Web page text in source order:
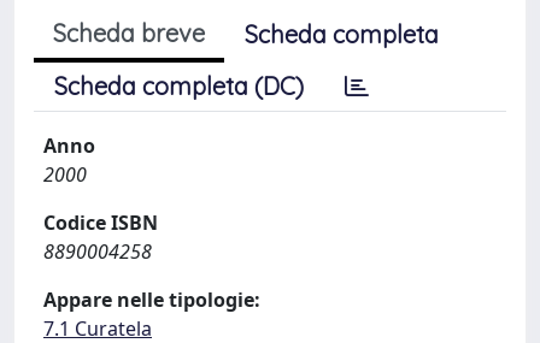
Scheda breve
Scheda completa
Scheda completa (DC)
Anno
2000
Codice ISBN
8890004258
Appare nelle tipologie:
7.1 Curatela